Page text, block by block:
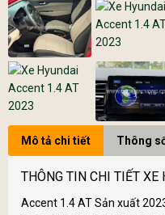
Mô tả chi tiết Thông
THÔNG TIN CHI TIẾT XE
Accent 1.4 AT Sản xuất